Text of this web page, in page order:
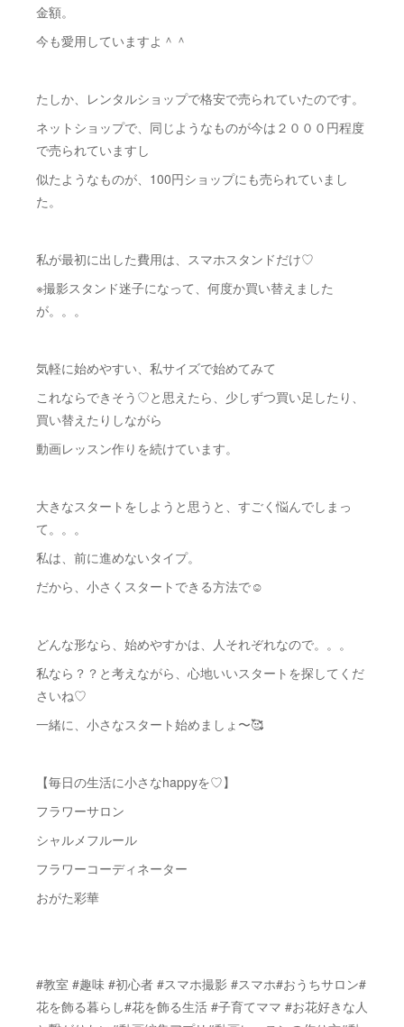
金額。
今も愛用していますよ＾＾
たしか、レンタルショップで格安で売られていたのです。
ネットショップで、同じようなものが今は２０００円程度
で売られていますし
似たようなものが、100円ショップにも売られていまし
た。
私が最初に出した費用は、スマホスタンドだけ♡
※撮影スタンド迷子になって、何度か買い替えました
が。。。
気軽に始めやすい、私サイズで始めてみて
これならできそう♡と思えたら、少しずつ買い足したり、
買い替えたりしながら
動画レッスン作りを続けています。
大きなスタートをしようと思うと、すごく悩んでしまっ
て。。。
私は、前に進めないタイプ。
だから、小さくスタートできる方法で☺️
どんな形なら、始めやすかは、人それぞれなので。。。
私なら？？と考えながら、心地いいスタートを探してくだ
さいね♡
一緒に、小さなスタート始めましょ〜🥰
【毎日の生活に小さなhappyを♡】
フラワーサロン
シャルメフルール
フラワーコーディネーター
おがた彩華
#教室 #趣味 #初心者 #スマホ撮影 #スマホ#おうちサロン#
花を飾る暮らし#花を飾る生活 #子育てママ #お花好きな人